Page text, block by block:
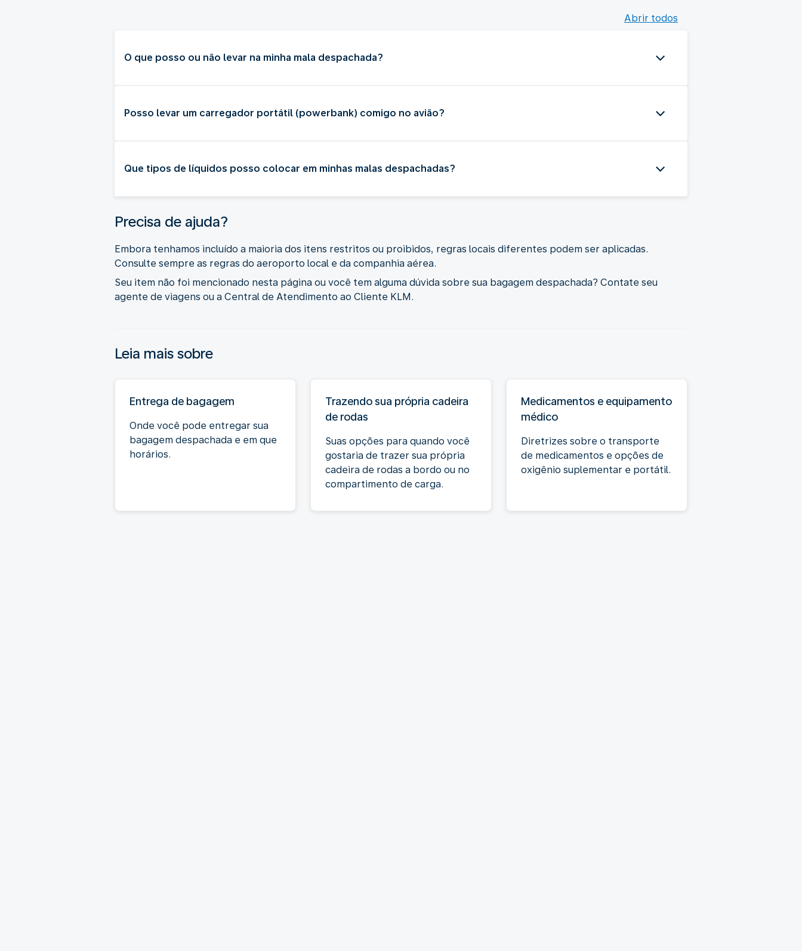
Abrir todos
O que posso ou não levar na minha mala despachada?
Posso levar um carregador portátil (powerbank) comigo no avião?
Que tipos de líquidos posso colocar em minhas malas despachadas?
Precisa de ajuda?
Embora tenhamos incluído a maioria dos itens restritos ou proibidos, regras locais diferentes podem ser aplicadas.
Consulte sempre as regras do aeroporto local e da companhia aérea.
Seu item não foi mencionado nesta página ou você tem alguma dúvida sobre sua bagagem despachada? Contate seu
agente de viagens ou a Central de Atendimento ao Cliente KLM.
Leia mais sobre
Entrega de bagagem
Onde você pode entregar sua
bagagem despachada e em que
horários.
Trazendo sua própria cadeira
de rodas
Suas opções para quando você
gostaria de trazer sua própria
cadeira de rodas a bordo ou no
compartimento de carga.
Medicamentos e equipamento
médico
Diretrizes sobre o transporte
de medicamentos e opções de
oxigênio suplementar e portátil.